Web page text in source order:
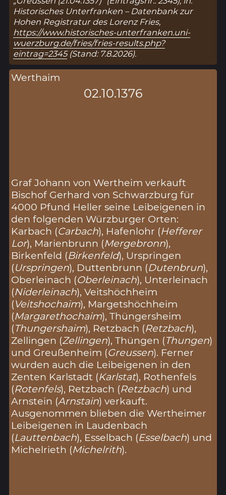
Historisches Unterfranken – Datenbank zur
Hohen Registratur des Lorenz Fries,
https://www.historisches-unterfranken.uni-
wuerzburg.de/fries/fries-results.php?
eintrag=2345(Stand: 7.8.2026).
Werthaim
02.10.1376
Graf Johann von Wertheim verkauft
Bischof Gerhard von Schwarzburg für
4000 Pfund Heller seine Leibeigenen in
den folgenden Würzburger Orten:
Karbach (Carbach), Hafenlohr (Hefferer
Lor), Marienbrunn (Mergebronn),
Birkenfeld (Birkenfeld), Urspringen
(Urspringen), Duttenbrunn (Dutenbrun),
Oberleinach (Oberleinach), Unterleinach
(Niderleinach), Veitshöchheim
(Veitshochaim), Margetshöchheim
(Margarethochaim), Thüngersheim
(Thungershaim), Retzbach (Retzbach),
Zellingen (Zellingen), Thüngen (Thungen)
und Greußenheim (Greussen). Ferner
wurden auch die Leibeigenen in den
Zenten Karlstadt (Karlstat), Rothenfels
(Rotenfels), Retzbach (Retzbach) und
Arnstein (Arnstain) verkauft.
Ausgenommen blieben die Wertheimer
Leibeigenen in Laudenbach
(Lauttenbach), Esselbach (Esselbach) und
Michelrieth (Michelrith).